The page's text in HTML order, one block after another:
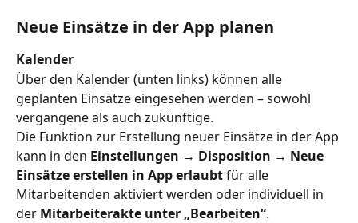
Neue Einsätze in der App planen
Kalender
Über den Kalender (unten links) können alle
geplanten Einsätze eingesehen werden – sowohl
vergangene als auch zukünftige.
Die Funktion zur Erstellung neuer Einsätze in der App
kann in den Einstellungen → Disposition → Neue
Einsätze erstellen in App erlaubt für alle
Mitarbeitenden aktiviert werden oder individuell in
der Mitarbeiterakte unter „Bearbeiten“.